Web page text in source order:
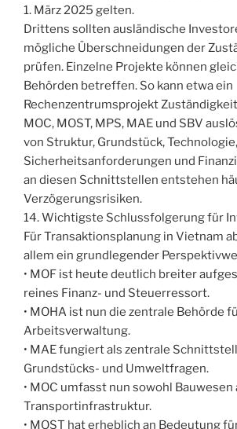
1. März 2025 gelten.
Drittens sollten ausländische
mögliche Überschneidungen der
prüfen. Einzelne Projekte können
Behörden betreffen. So kann etwa ein
Rechenzentrumsprojekt
MOC, MOST, MPS, MAE und SBV
von Struktur, Grundstück, Technologie,
Sicherheitsanforderungen und
an diesen Schnittstellen entstehen
Verzögerungsrisiken.
14. Wichtigste Schlussfolgerung für
Für Transaktionsplanung in Vietnam
allem ein grundlegender
• MOF ist heute deutlich breiter
reines Finanz- und Steuerressort.
• MOHA ist nun die zentrale Behörde
Arbeitsverwaltung.
• MAE fungiert als zentrale
Grundstücks- und Umweltfragen.
• MOC umfasst nun sowohl Bauwesen
Transportinfrastruktur.
• MOST hat erheblich an Bedeutung